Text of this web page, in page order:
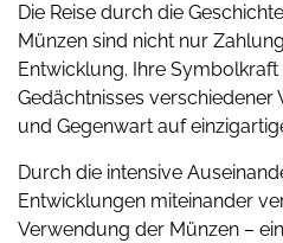
Die Reise durch die
Münzen sind nicht nur
Entwicklung. Ihre
Gedächtnisses verschiedener
und Gegenwart auf
Durch die intensive
Entwicklungen miteinander
Verwendung der Münzen –